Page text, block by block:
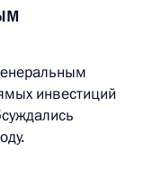
инвестиций